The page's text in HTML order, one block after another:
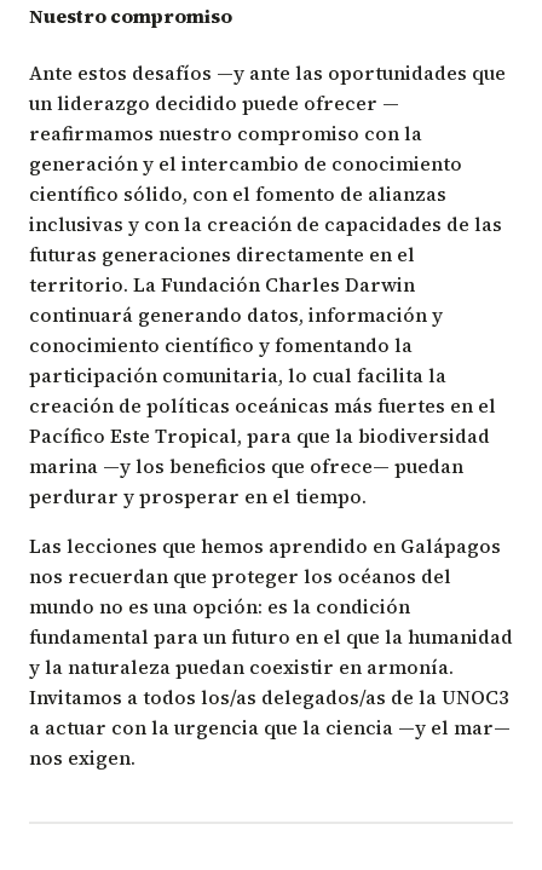
Nuestro compromiso
Ante estos desafíos —y ante las oportunidades que
un liderazgo decidido puede ofrecer —
reafirmamos nuestro compromiso con la
generación y el intercambio de conocimiento
científico sólido, con el fomento de alianzas
inclusivas y con la creación de capacidades de las
futuras generaciones directamente en el
territorio. La Fundación Charles Darwin
continuará generando datos, información y
conocimiento científico y fomentando la
participación comunitaria, lo cual facilita la
creación de políticas oceánicas más fuertes en el
Pacífico Este Tropical, para que la biodiversidad
marina —y los beneficios que ofrece— puedan
perdurar y prosperar en el tiempo.
Las lecciones que hemos aprendido en Galápagos
nos recuerdan que proteger los océanos del
mundo no es una opción: es la condición
fundamental para un futuro en el que la humanidad
y la naturaleza puedan coexistir en armonía.
Invitamos a todos los/as delegados/as de la UNOC3
a actuar con la urgencia que la ciencia —y el mar—
nos exigen.